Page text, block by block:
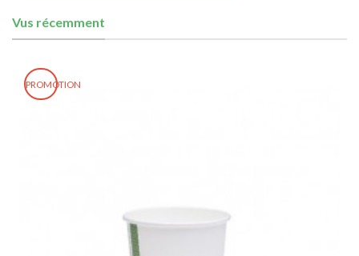
Vus récemment
PROMOTION